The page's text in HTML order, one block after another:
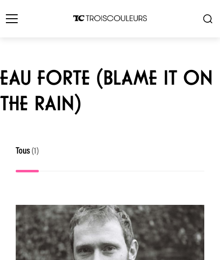
EAU FORTE (BLAME IT ON
THE RAIN)
Tous (1)